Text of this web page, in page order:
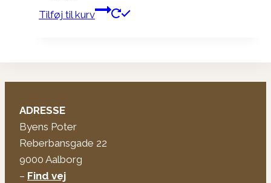
Tilføj til kurv
ADRESSE
Byens Poter
Reberbansgade 22
9000 Aalborg
– Find vej